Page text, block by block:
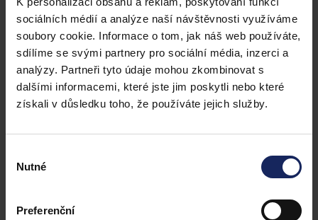
sociálních médií a analýze naší návštěvnosti využíváme
soubory cookie. Informace o tom, jak náš web používáte,
sdílíme se svými partnery pro sociální média, inzerci a
analýzy. Partneři tyto údaje mohou zkombinovat s
dalšími informacemi, které jste jim poskytli nebo které
získali v důsledku toho, že používáte jejich služby.
souhlasu
Nutné
Preferenční
nekorektnost jednání. Ale i kdyby někdo chtěl
kolegovi bez jeho vědomí přebrat zákazníka,
nemůže. V CRM fungují tzv. „uzamykací zámky“, s
firemním zákazníkem komunikuje vždy pouze
jeden obchodník. Telefonní asistenti navíc zajistí,
Nikdo se tedy nemusí bát, všechny rozjednané